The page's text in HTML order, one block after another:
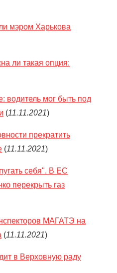
мэром Харькова
ли такая опция:
водитель мог быть под
(11.11.2021)
прекратить
(11.11.2021)
себя". В ЕС
перекрыть газ
МАГАТЭ на
(11.11.2021)
в Верховную раду